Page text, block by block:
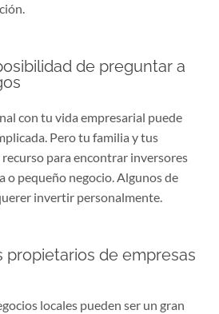
de preguntar a
con tu vida empresarial puede
Pero tu familia y tus
para encontrar inversores
o pequeño negocio. Algunos de
invertir personalmente.
propietarios de empresas
locales pueden ser un gran